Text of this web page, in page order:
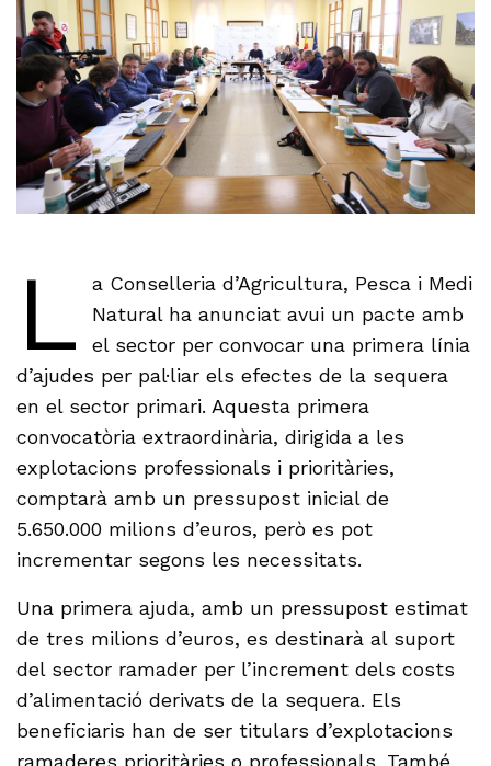
L
a Conselleria d’Agricultura, Pesca i Medi
Natural ha anunciat avui un pacte amb
el sector per convocar una primera línia
d’ajudes per pal·liar els efectes de la sequera
en el sector primari. Aquesta primera
convocatòria extraordinària, dirigida a les
explotacions professionals i prioritàries,
comptarà amb un pressupost inicial de
5.650.000 milions d’euros, però es pot
incrementar segons les necessitats.
Una primera ajuda, amb un pressupost estimat
de tres milions d’euros, es destinarà al suport
del sector ramader per l’increment dels costs
d’alimentació derivats de la sequera. Els
beneficiaris han de ser titulars d’explotacions
ramaderes prioritàries o professionals. També